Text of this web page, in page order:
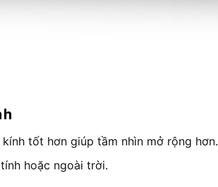
tốt hơn giúp tầm nhìn mở rộng hơn.
hoặc ngoài trời.